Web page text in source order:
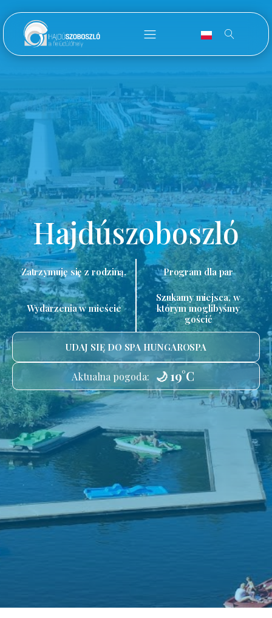
Hajdúszoboszló
Zatrzymuję się z rodziną. Program dla par
Wydarzenia w mieście
Szukamy miejsca, w
którym moglibyśmy
gościć
UDAJ SIĘ DO SPA HUNGAROSPA
Aktualna pogoda: 🌙 19°C